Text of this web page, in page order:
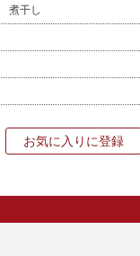
煮干し
お気に入りに登録